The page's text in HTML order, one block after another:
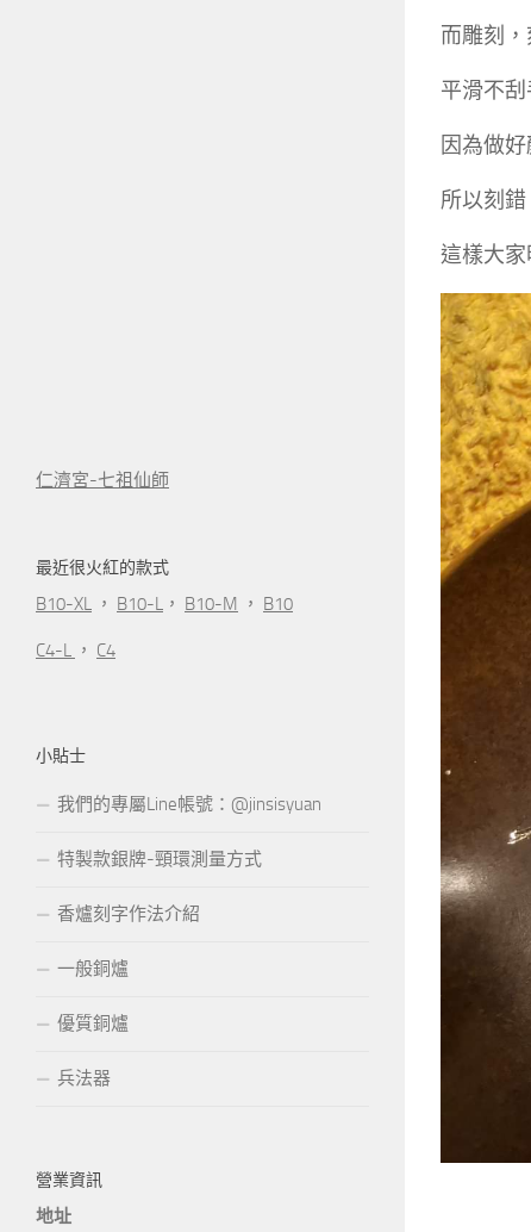
而雕刻
平滑不
因為做
所以刻
這樣大
仁濟宮-七祖仙師
最近很火紅的款式
B10-XL ， B10-L ， B10-M ， B10
C4-L ， C4
小貼士
我們的專屬Line帳號：@jinsisyuan
特製款銀牌-頸環測量方式
香爐刻字作法介紹
一般銅爐
優質銅爐
兵法器
營業資訊
地址